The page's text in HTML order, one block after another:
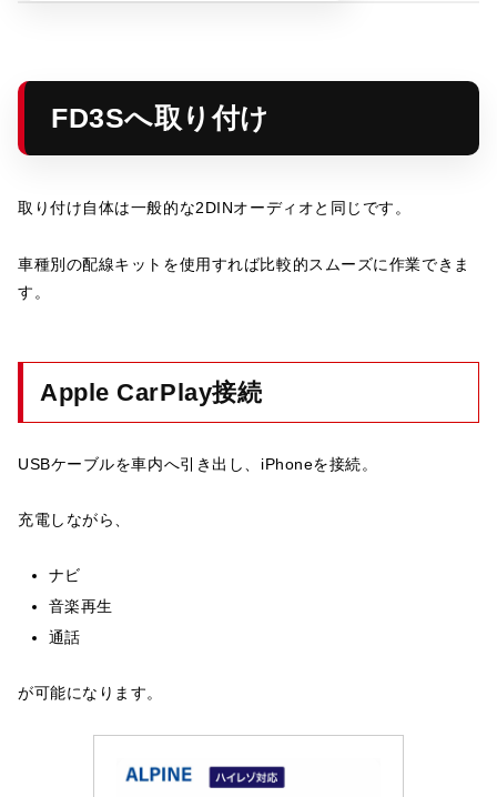
FD3Sへ取り付け
取り付け自体は一般的な2DINオーディオと同じです。
車種別の配線キットを使用すれば比較的スムーズに作業できま
す。
Apple CarPlay接続
USBケーブルを車内へ引き出し、iPhoneを接続。
充電しながら、
ナビ
音楽再生
通話
が可能になります。